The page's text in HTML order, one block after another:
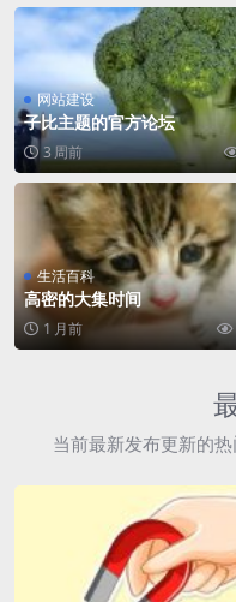
网站建设
子比主题的官方论坛
3 周前
生活百科
高密的大集时间
1 月前
当前最新发布更新的